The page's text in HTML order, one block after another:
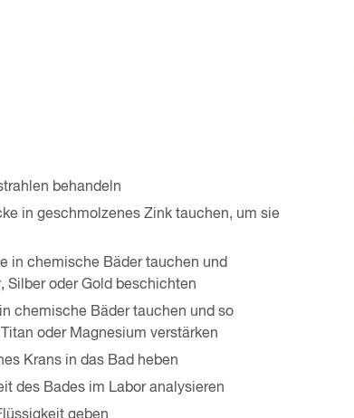
behandeln
in geschmolzenes Zink tauchen, um sie
in chemische Bäder tauchen und
Silber oder Gold beschichten
chemische Bäder tauchen und so
oder Magnesium verstärken
Krans in das Bad heben
des Bades im Labor analysieren
geben